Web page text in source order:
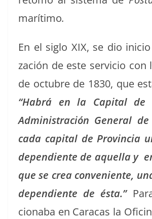
marí­ti­mo.
En el siglo XIX, se dio
zación de este ser­vi­cio con
de octubre de 1830, que
“Habrá en la Cap­i­tal de
Admin­is­tración Gen­er­al de
cada cap­i­tal de Provin­cia
depen­di­ente de aque­l­la y
que se crea con­ve­niente,
depen­di­ente de ésta.”
ciona­ba en Cara­cas la